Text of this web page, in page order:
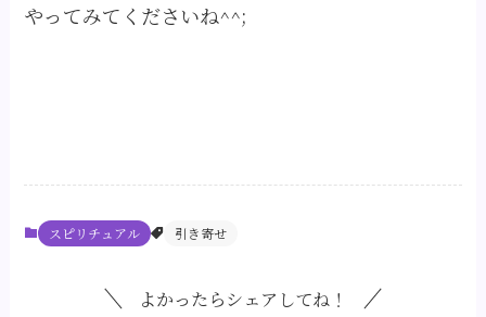
やってみてくださいね^^;
スピリチュアル 引き寄せ
よかったらシェアしてね！